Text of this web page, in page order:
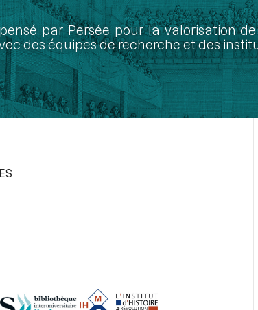
par Persée pour la valorisation
des équipes de recherche et des